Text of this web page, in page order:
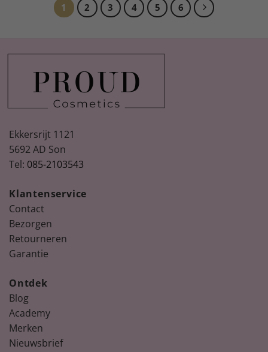
1 2 3 4 5 6
Ekkersrijt 1121
5692 AD Son
Tel: 085-2103543
Klantenservice
Contact
Bezorgen
Retourneren
Garantie
Ontdek
Blog
Academy
Merken
Nieuwsbrief